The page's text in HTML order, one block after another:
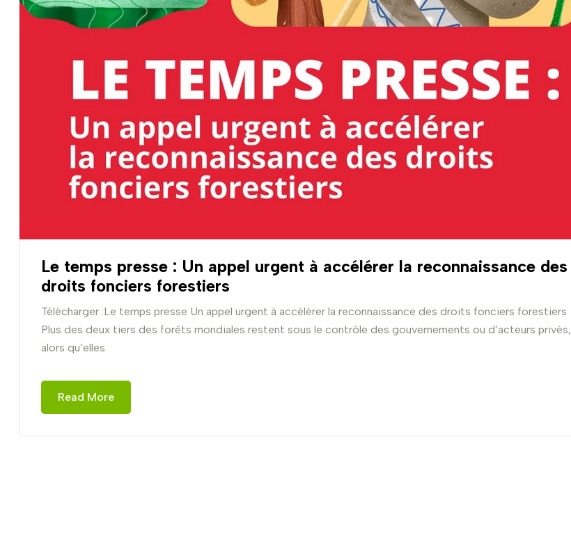
Le temps presse : Un appel urgent à accélérer la reconnaissance des
droits fonciers forestiers
Télécharger :Le temps presse Un appel urgent à accélérer la reconnaissance des droits fonciers forestiers
Plus des deux tiers des forêts mondiales restent sous le contrôle des gouvernements ou d’acteurs privés,
alors qu’elles
Read More